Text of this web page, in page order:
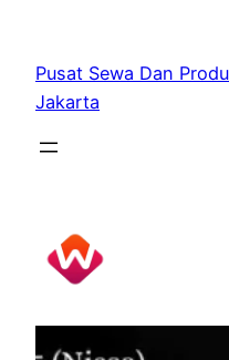
content
Pusat Sewa Dan
Jakarta